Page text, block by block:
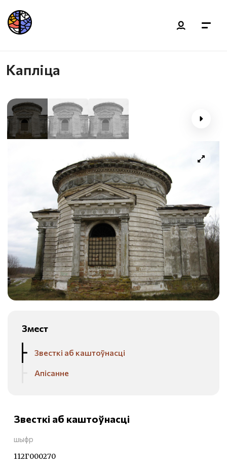
Капліца
Змест
Звесткі аб каштоўнасці
Апісанне
Звесткі аб каштоўнасці
шыфр
112Г000270